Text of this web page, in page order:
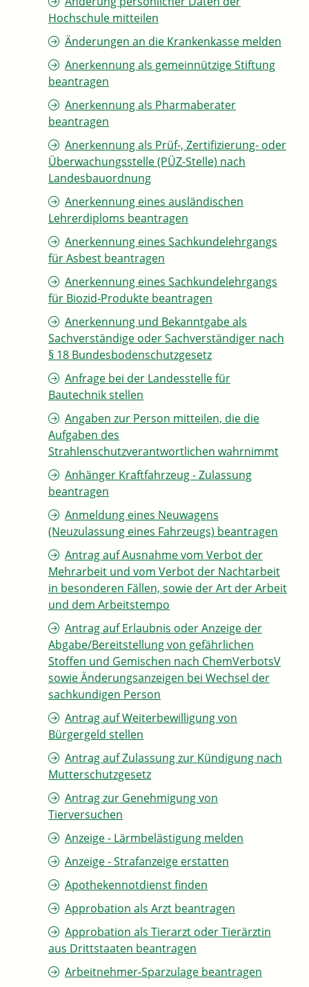
Hochschule mitteilen
Änderungen an die Krankenkasse melden
Anerkennung als gemeinnützige Stiftung
beantragen
Anerkennung als Pharmaberater
beantragen
Anerkennung als Prüf-, Zertifizierung- oder
Überwachungsstelle (PÜZ-Stelle) nach
Landesbauordnung
Anerkennung eines ausländischen
Lehrerdiploms beantragen
Anerkennung eines Sachkundelehrgangs
für Asbest beantragen
Anerkennung eines Sachkundelehrgangs
für Biozid-Produkte beantragen
Anerkennung und Bekanntgabe als
Sachverständige oder Sachverständiger nach
§ 18 Bundesbodenschutzgesetz
Anfrage bei der Landesstelle für
Bautechnik stellen
Angaben zur Person mitteilen, die die
Aufgaben des
Strahlenschutzverantwortlichen wahrnimmt
Anhänger Kraftfahrzeug - Zulassung
beantragen
Anmeldung eines Neuwagens
(Neuzulassung eines Fahrzeugs) beantragen
Antrag auf Ausnahme vom Verbot der
Mehrarbeit und vom Verbot der Nachtarbeit
in besonderen Fällen, sowie der Art der Arbeit
und dem Arbeitstempo
Antrag auf Erlaubnis oder Anzeige der
Abgabe/Bereitstellung von gefährlichen
Stoffen und Gemischen nach ChemVerbotsV
sowie Änderungsanzeigen bei Wechsel der
sachkundigen Person
Antrag auf Weiterbewilligung von
Bürgergeld stellen
Antrag auf Zulassung zur Kündigung nach
Mutterschutzgesetz
Antrag zur Genehmigung von
Tierversuchen
Anzeige - Lärmbelästigung melden
Anzeige - Strafanzeige erstatten
Apothekennotdienst finden
Approbation als Arzt beantragen
Approbation als Tierarzt oder Tierärztin
aus Drittstaaten beantragen
Arbeitnehmer-Sparzulage beantragen